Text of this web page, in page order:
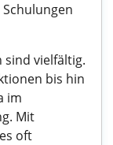
sind vielfältig.
bis hin
im
Mit
oft